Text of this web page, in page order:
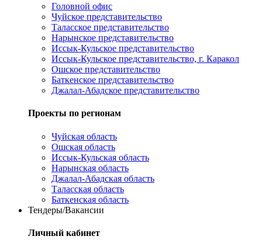
Головной офис
Чуйское представительство
Таласское представительство
Нарынское представительство
Иссык-Кульское представительство
Иссык-Кульское представительство, г. Каракол
Ошское представительство
Баткенское представительство
Джалал-Абадское представительство
Проекты по регионам
Чуйская область
Ошская область
Иссык-Кульская область
Нарынская область
Джалал-Абадская область
Таласская область
Баткенская область
Тендеры/Вакансии
Личный кабинет